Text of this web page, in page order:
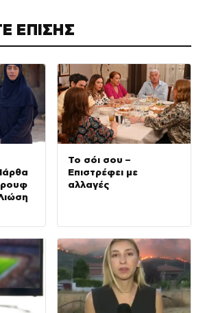
ΕΠΙΣΗΣ
Το σόι σου –
Επιστρέφει με
αλλαγές